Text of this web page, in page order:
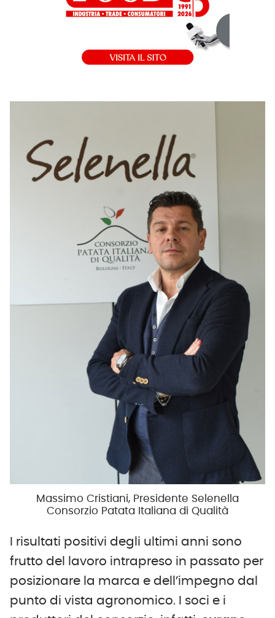
Massimo Cristiani, Presidente Selenella
Consorzio Patata Italiana di Qualità
I risultati positivi degli ultimi anni sono
frutto del lavoro intrapreso in passato per
posizionare la marca e dell’impegno dal
punto di vista agronomico. I soci e i